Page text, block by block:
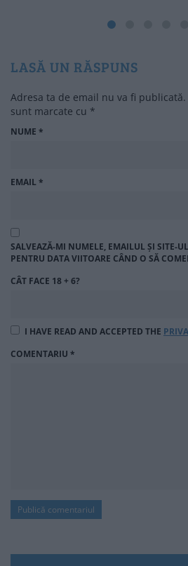
LASĂ UN RĂSPUNS
Adresa ta de email nu va fi publicată.
sunt marcate cu *
NUME *
EMAIL*
SALVEAZĂ-MI NUMELE, EMAILUL ȘI SITE-
PENTRU DATA VIITOARE CÂND O SĂ
CÂT FACE 18 + 6?
I HAVE READ AND ACCEPTED THE
COMENTARIU *